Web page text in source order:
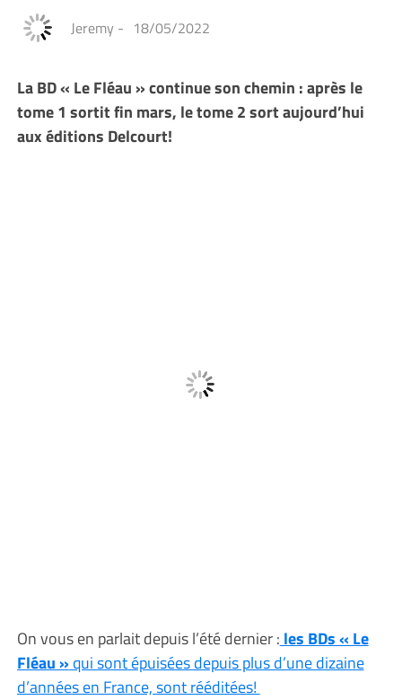
Jeremy - 18/05/2022
La BD « Le Fléau » continue son chemin : après le
tome 1 sortit fin mars, le tome 2 sort aujourd’hui
aux éditions Delcourt!
On vous en parlait depuis l’été dernier : les BDs « Le
Fléau »qui sont épuisées depuis plus d’une dizaine
d’années en France, sont rééditées!